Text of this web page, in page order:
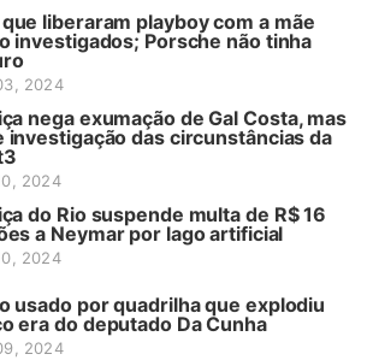
liberaram playboy com a mãe
investigados; Porsche não tinha
2024
nega exumação de Gal Costa, mas
investigação das circunstâncias da
2024
do Rio suspende multa de R$ 16
a Neymar por lago artificial
2024
usado por quadrilha que explodiu
era do deputado Da Cunha
2024